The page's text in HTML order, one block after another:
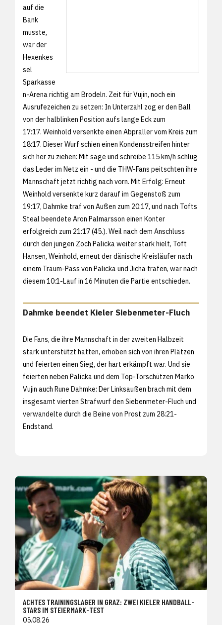
auf die
Bank
musste,
war der
Hexenkes
sel
Sparkasse
n-Arena richtig am Brodeln. Zeit für Vujin, noch ein
Ausrufezeichen zu setzen: In Unterzahl zog er den Ball
von der halblinken Position aufs lange Eck zum
17:17. Weinhold versenkte einen Abpraller vom Kreis zum
18:17. Dieser Wurf schien einen Kondensstreifen hinter
sich her zu ziehen: Mit sage und schreibe 115 km/h schlug
das Leder im Netz ein - und die THW-Fans peitschten ihre
Mannschaft jetzt richtig nach vorn. Mit Erfolg: Erneut
Weinhold versenkte kurz darauf im Gegenstoß zum
19:17, Dahmke traf von Außen zum 20:17, und nach Tofts
Steal beendete Aron Palmarsson einen Konter
erfolgreich zum 21:17 (45.). Weil nach dem Anschluss
durch den jungen Zoch Palicka weiter stark hielt, Toft
Hansen, Weinhold, erneut der dänische Kreisläufer nach
einem Traum-Pass von Palicka und Jicha trafen, war nach
diesem 10:1-Lauf in 16 Minuten die Partie entschieden.
Dahmke beendet Kieler Siebenmeter-Fluch
Die Fans, die ihre Mannschaft in der zweiten Halbzeit
stark unterstützt hatten, erhoben sich von ihren Plätzen
und feierten einen Sieg, der hart erkämpft war. Und sie
feierten neben Palicka und dem Top-Torschützen Marko
Vujin auch Rune Dahmke: Der Linksaußen brach mit dem
insgesamt vierten Strafwurf den Siebenmeter-Fluch und
verwandelte durch die Beine von Prost zum 28:21-
Endstand.
ACHTES TRAININGSLAGER IN GRAZ: ZWEI KIELER HANDBALL-
STARS IM STEIERMARK-TEST
05.08.26